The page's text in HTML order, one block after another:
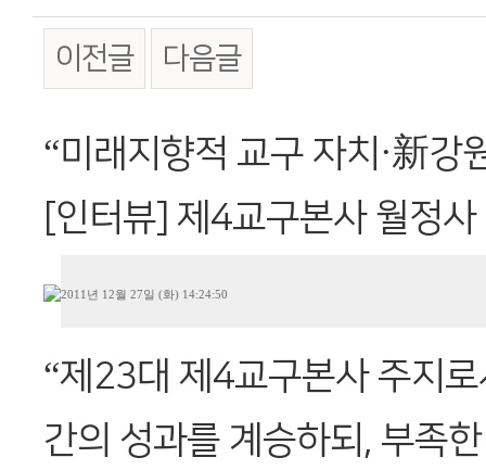
이전글 다음글
본문
“미래지향적 교구 자치·新강
[인터뷰] 제4교구본사 월정
2011년 12월 27일 (화) 14:24:50
“제23대 제4교구본사 주지
간의 성과를 계승하되, 부족